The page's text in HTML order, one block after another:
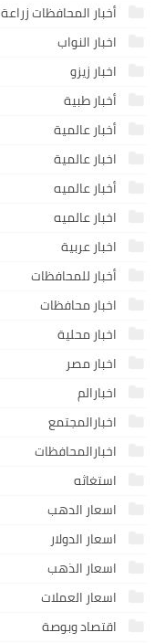
أخبار المحافظات زراعة
اخبار النواب
اخبار زيزو
أخبار طبية
أخبار عالمية
اخبار عالمية
أخبار عالميه
اخبار عالميه
اخبار عربية
أخبار للمحافظات
اخبار محافظات
اخبار محلية
اخبار مصر
اخبارالم
اخبارالمجتمع
اخبارالمحافظات
استغاثه
اسعار الدهب
اسعار الدولار
اسعار الذهب
اسعار العملات
اقتصاد وبوصة